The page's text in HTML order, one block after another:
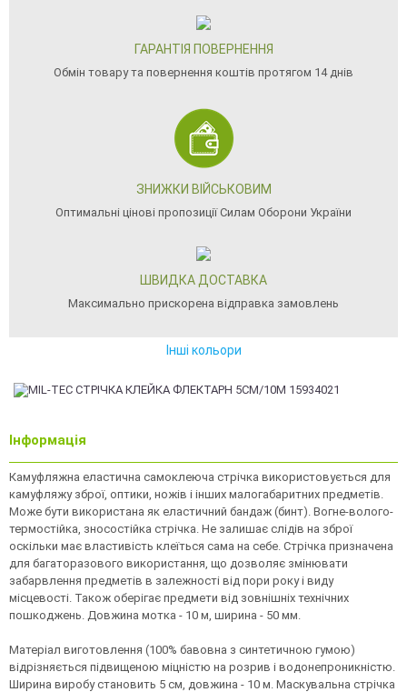
ГАРАНТІЯ ПОВЕРНЕННЯ
Обмін товару та повернення коштів протягом 14 днів
ЗНИЖКИ ВІЙСЬКОВИМ
Оптимальні цінові пропозиції Силам Оборони України
ШВИДКА ДОСТАВКА
Максимально прискорена відправка замовлень
Інші кольори
Інформація
Камуфляжна еластична самоклеюча стрічка використовується для
камуфляжу зброї, оптики, ножів і інших малогабаритних предметів.
Може бути використана як еластичний бандаж (бинт). Вогне-волого-
термостійка, зносостійка стрічка. Не залишає слідів на зброї
оскільки має властивість клеїться сама на себе. Стрічка призначена
для багаторазового використання, що дозволяє змінювати
забарвлення предметів в залежності від пори року і виду
місцевості. Також оберігає предмети від зовнішніх технічних
пошкоджень. Довжина мотка - 10 м, ширина - 50 мм.
Матеріал виготовлення (100% бавовна з синтетичною гумою)
відрізняється підвищеною міцністю на розрив і водонепроникністю.
Ширина виробу становить 5 см, довжина - 10 м. Маскувальна стрічка